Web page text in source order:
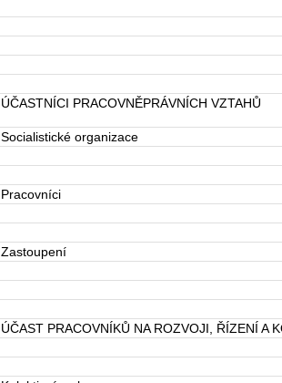
ÚČASTNÍCI PRACOVNĚPRÁVNÍCH VZTAHŮ
Socialistické organizace
Pracovníci
Zastoupení
ÚČAST PRACOVNÍKŮ NA ROZVOJI, ŘÍZENÍ A